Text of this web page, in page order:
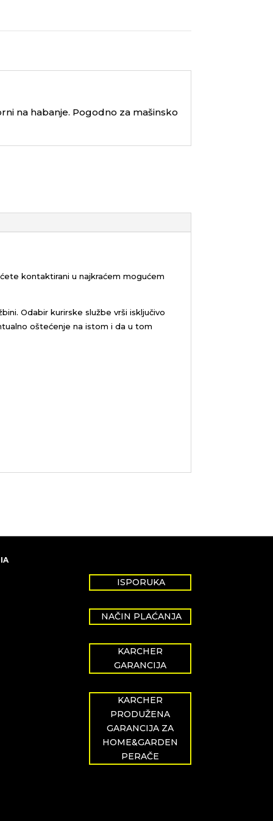
na habanje. Pogodno za mašinsko
kontaktirani u najkraćem mogućem
Odabir kurirske službe vrši isključivo
oštećenje na istom i da u tom
ISPORUKA
NAČIN PLAĆANJA
KARCHER
GARANCIJA
KARCHER
PRODUŽENA
GARANCIJA ZA
HOME&GARDEN
PERAČE